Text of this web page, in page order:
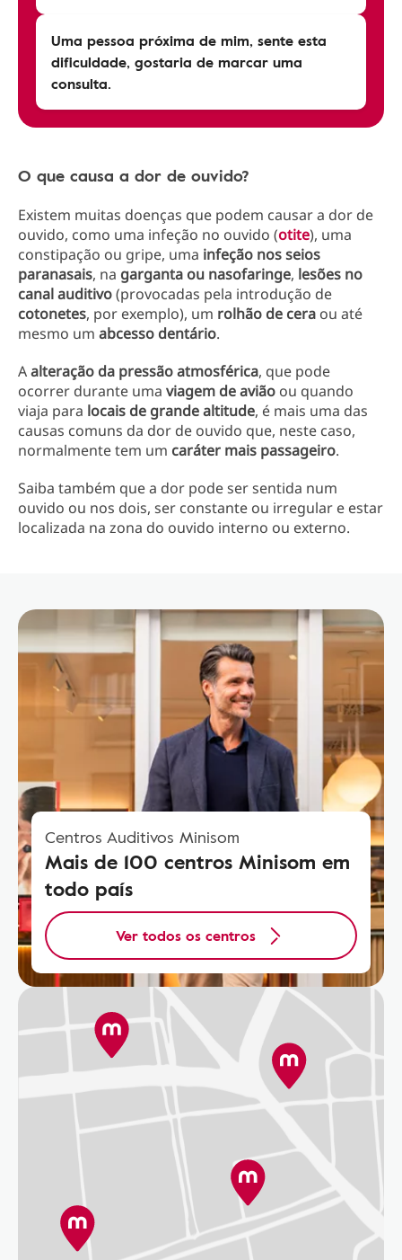
Uma pessoa próxima de mim, sente esta
dificuldade, gostaria de marcar uma
consulta.
O que causa a dor de ouvido?
Existem muitas doenças que podem causar a dor de
ouvido, como uma infeção no ouvido (otite), uma
constipação ou gripe, uma infeção nos seios
paranasais, na garganta ou nasofaringe, lesões no
canal auditivo(provocadas pela introdução de
cotonetes, por exemplo), um rolhão de cera ou até
mesmo um abcesso dentário.
Aalteração da pressão atmosférica, que pode
ocorrer durante uma viagem de avião ou quando
viaja para locais de grande altitude, é mais uma das
causas comuns da dor de ouvido que, neste caso,
normalmente tem um caráter mais passageiro.
Saiba também que a dor pode ser sentida num
ouvido ou nos dois, ser constante ou irregular e estar
localizada na zona do ouvido interno ou externo.
Centros Auditivos Minisom
Mais de 100 centros Minisom em
todo país
Ver todos os centros